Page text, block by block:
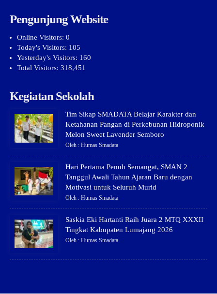
Pengunjung Website
Online Visitors: 0
Today's Visitors: 105
Yesterday's Visitors: 160
Total Visitors: 318,451
Kegiatan Sekolah
Tim Sikap SMADATA Belajar Karakter dan
Ketahanan Pangan di Perkebunan Hidroponik
Melon Sweet Lavender Semboro
Oleh : Humas Smadata
Hari Pertama Penuh Semangat, SMAN 2
Tanggul Awali Tahun Ajaran Baru dengan
Motivasi untuk Seluruh Murid
Oleh : Humas Smadata
Saskia Eki Hartanti Raih Juara 2 MTQ XXXII
Tingkat Kabupaten Lumajang 2026
Oleh : Humas Smadata